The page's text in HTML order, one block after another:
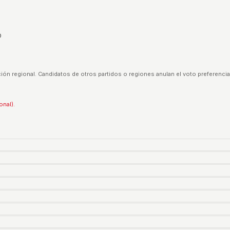
regional. Candidatos de otros partidos o regiones anulan el voto